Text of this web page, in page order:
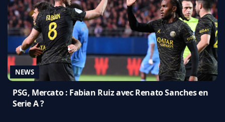
NEWS
PSG, Mercato : Fabian Ruiz avec Renato Sanches en
Serie A ?